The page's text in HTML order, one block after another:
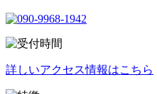
詳しいアクセス情報はこちら